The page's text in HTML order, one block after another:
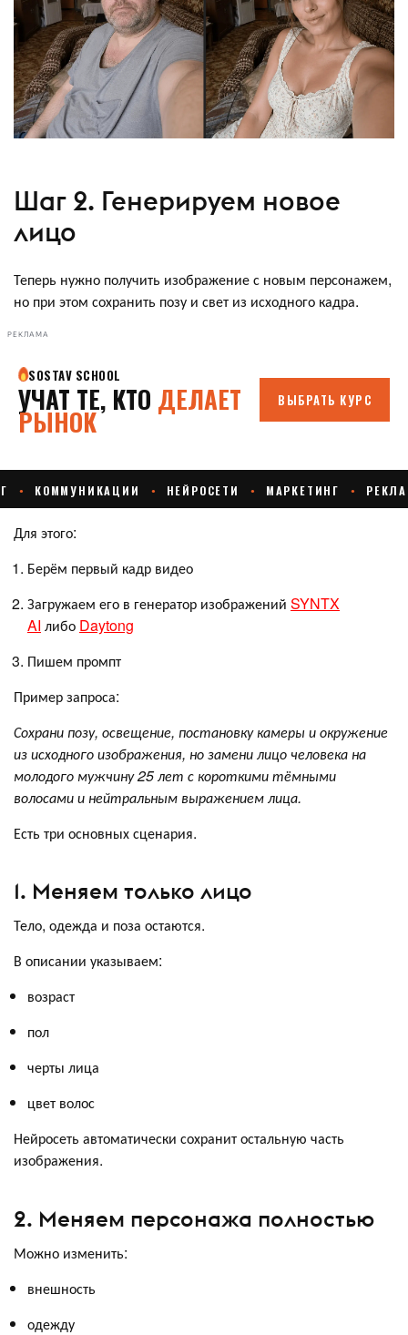
Шаг 2. Генерируем новое
лицо
Теперь нужно получить изображение с новым персонажем,
но при этом сохранить позу и свет из исходного кадра.
РЕКЛАМА
Для этого:
Берём первый кадр видео
Загружаем его в генератор изображений SYNTX
AI либо Daytong
Пишем промпт
Пример запроса:
Сохрани позу, освещение, постановку камеры и окружение
из исходного изображения, но замени лицо человека на
молодого мужчину 25 лет с короткими тёмными
волосами и нейтральным выражением лица.
Есть три основных сценария.
1. Меняем только лицо
Тело, одежда и поза остаются.
В описании указываем:
возраст
пол
черты лица
цвет волос
Нейросеть автоматически сохранит остальную часть
изображения.
2. Меняем персонажа полностью
Можно изменить:
внешность
одежду